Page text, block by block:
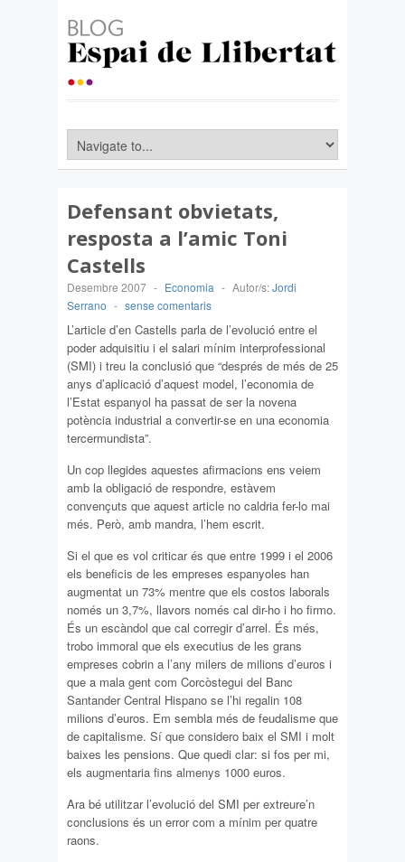
Defensant obvietats,
resposta a l’amic Toni
Castells
Desembre 2007 - Economia - Autor/s:Jordi
Serrano - sense comentaris
L’article d’en Castells parla de l’evolució entre el
poder adquisitiu i el salari mínim interprofessional
(SMI) i treu la conclusió que “després de més de 25
anys d’aplicació d’aquest model, l’economia de
l’Estat espanyol ha passat de ser la novena
potència industrial a convertir-se en una economia
tercermundista”.
Un cop llegides aquestes afirmacions ens veiem
amb la obligació de respondre, estàvem
convençuts que aquest article no caldria fer-lo mai
més. Però, amb mandra, l’hem escrit.
Si el que es vol criticar és que entre 1999 i el 2006
els beneficis de les empreses espanyoles han
augmentat un 73% mentre que els costos laborals
només un 3,7%, llavors només cal dir-ho i ho firmo.
És un escàndol que cal corregir d’arrel. És més,
trobo immoral que els executius de les grans
empreses cobrin a l’any milers de milions d’euros i
que a mala gent com Corcòstegui del Banc
Santander Central Hispano se l’hi regalin 108
milions d’euros. Em sembla més de feudalisme que
de capitalisme. Sí que considero baix el SMI i molt
baixes les pensions. Que quedi clar: si fos per mi,
els augmentaria fins almenys 1000 euros.
Ara bé utilitzar l’evolució del SMI per extreure’n
conclusions és un error com a mínim per quatre
raons.